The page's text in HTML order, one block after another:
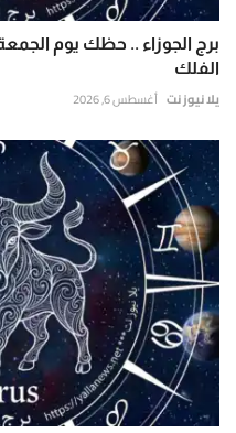
الفلك
يلا نيوز نت أغسطس 6, 2026